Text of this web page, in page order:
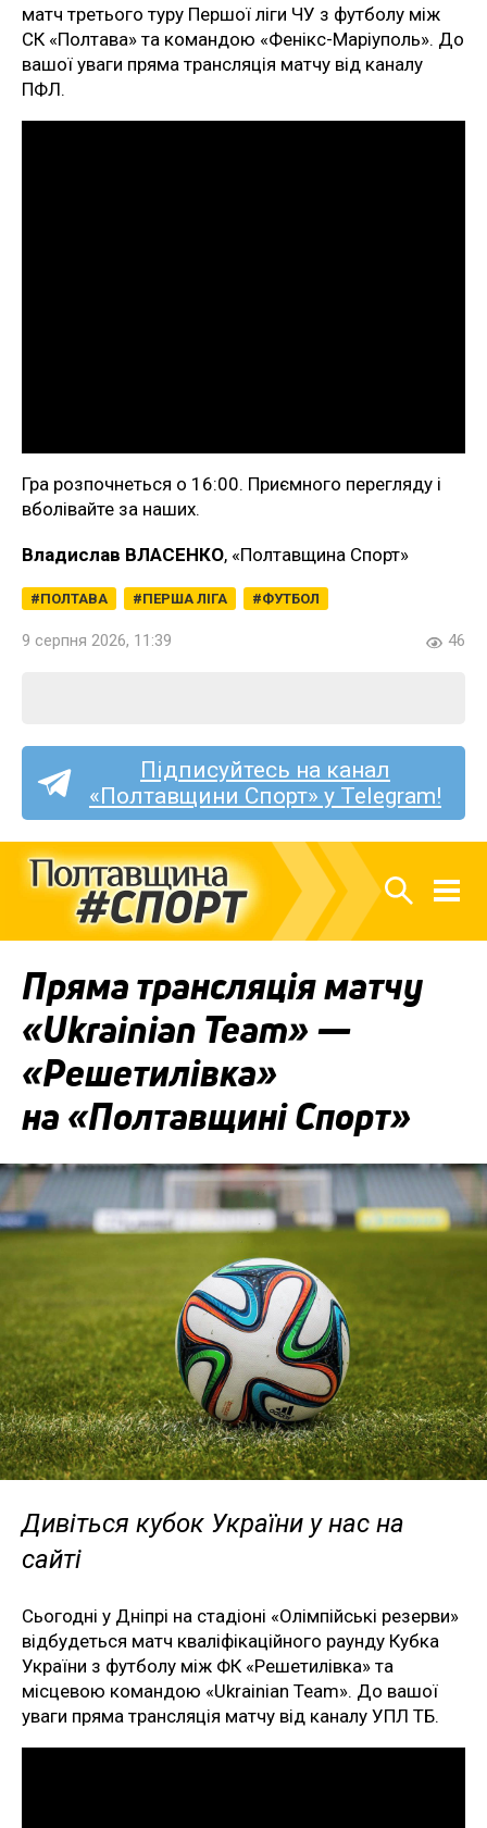
матч третього туру Першої ліги ЧУ з футболу між
СК «Полтава» та командою «Фенікс-Маріуполь». До
вашої уваги пряма трансляція матчу від каналу
ПФЛ.
Гра розпочнеться о 16:00. Приємного перегляду і
вболівайте за наших.
Владислав ВЛАСЕНКО, «Полтавщина Спорт»
ПОЛТАВА ПЕРША ЛІГА ФУТБОЛ
9 серпня 2026, 11:39 46
Підписуйтесь на канал
«Полтавщини Спорт» у Telegram!
Пряма трансляція матчу
«Ukrainian Team» —
«Решетилівка»
на «Полтавщині Спорт»
Дивіться кубок України у нас на
сайті
Сьогодні у Дніпрі на стадіоні «Олімпійські резерви»
відбудеться матч кваліфікаційного раунду Кубка
України з футболу між ФК «Решетилівка» та
місцевою командою «Ukrainian Team». До вашої
уваги пряма трансляція матчу від каналу УПЛ ТБ.